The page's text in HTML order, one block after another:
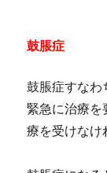
鼓脹症
鼓脹症すなわ
緊急に治療
療を受けなけ